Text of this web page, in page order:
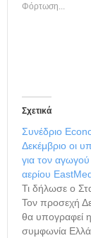
Φόρτωση...
Σχετικά
Συνέδριο
Δεκέμβριο οι
για τον
αερίου
Τι δήλωσε ο
Τον προσεχή
θα υπογραφεί η
συμφωνία